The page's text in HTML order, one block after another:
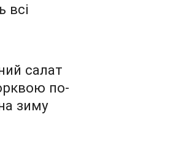
салат
по-
зиму